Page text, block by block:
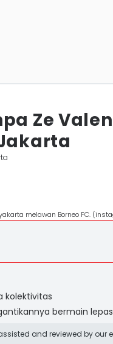
Ze
melawan Borneo FC.
kolektivitas
bermain lepas
and reviewed by our